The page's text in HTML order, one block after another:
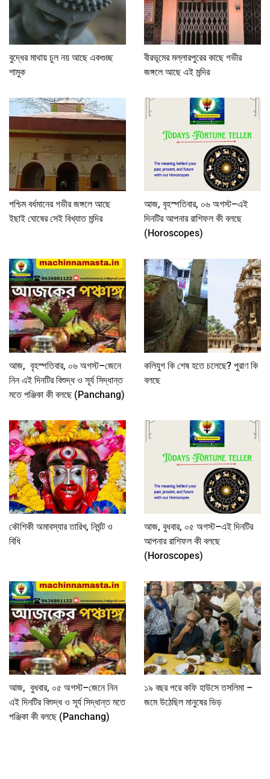
বুদ্ধের মাথায় চুল নয় আছে একগুচ্ছ
শামুক
বীরভূমের মল্লারপুরের কাছে গভীর
জঙ্গলে আছে এই মন্দির
পশ্চিম বর্ধমানের গভীর জঙ্গলে আছে
ইছাই ঘোষের সেই বিখ্যাত মন্দির
আজ, বৃহস্পতিবার, ০৬ অগস্ট–এই
দিনটির আপনার রাশিফল কী বলছে
(Horoscopes)
আজ, বৃহস্পতিবার, ০৬ অগস্ট–জেনে
নিন এই দিনটির বিশুদ্ধ ও সূর্য সিদ্ধান্ত
মতে পঞ্জিকা কী বলছে (Panchang)
কলিযুগ কি শেষ হতে চলেছে? পুরাণ কি
বলছে
কৌশিকী অমাবস্যার তারিখ, নির্ঘন্ট ও
বিধি
আজ, বুধবার, ০৫ অগস্ট–এই দিনটির
আপনার রাশিফল কী বলছে
(Horoscopes)
আজ, বুধবার, ০৫ অগস্ট–জেনে নিন
এই দিনটির বিশুদ্ধ ও সূর্য সিদ্ধান্ত মতে
পঞ্জিকা কী বলছে (Panchang)
১৯ বছর পরে কফি হাউসে তসলিমা –
জমে উঠেছিল মানুষের ভিড়